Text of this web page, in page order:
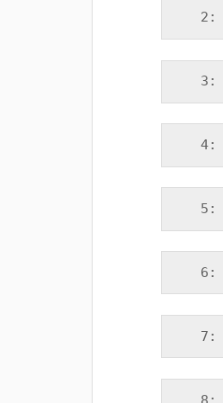
   2:
   3:
   4:
   5:
   6:
   7: